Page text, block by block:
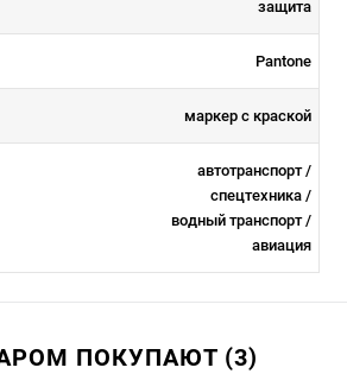
защита
Pantone
маркер с краской
автотранспорт /
спецтехника /
водный транспорт /
авиация
ПОКУПАЮТ (3)